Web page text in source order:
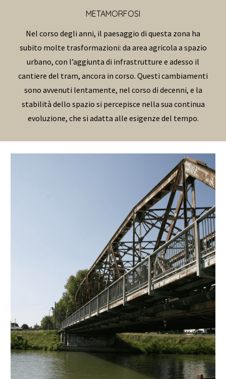
METAMORFOSI
Nel corso degli anni, il paesaggio di questa zona ha
subito molte trasformazioni: da area agricola a spazio
urbano, con l’aggiunta di infrastrutture e adesso il
cantiere del tram, ancora in corso. Questi cambiamenti
sono avvenuti lentamente, nel corso di decenni, e la
stabilità dello spazio si percepisce nella sua continua
evoluzione, che si adatta alle esigenze del tempo.